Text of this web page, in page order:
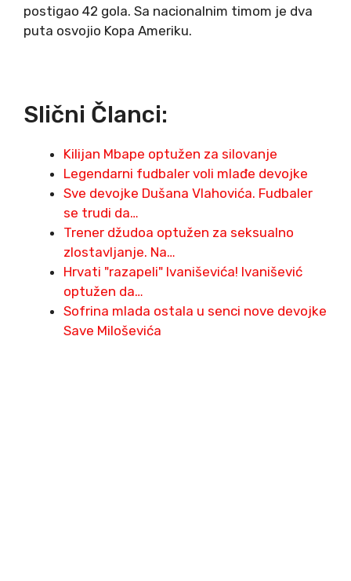
postigao 42 gola. Sa nacionalnim timom je dva
puta osvojio Kopa Ameriku.
Slični Članci:
Kilijan Mbape optužen za silovanje
Legendarni fudbaler voli mlađe devojke
Sve devojke Dušana Vlahovića. Fudbaler
se trudi da…
Trener džudoa optužen za seksualno
zlostavljanje. Na…
Hrvati "razapeli" Ivaniševića! Ivanišević
optužen da…
Sofrina mlada ostala u senci nove devojke
Save Miloševića